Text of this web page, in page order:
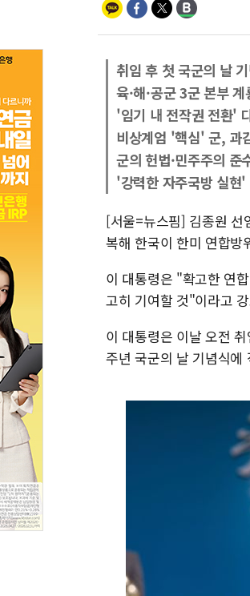
취임 후 첫 국군의 날
육·해·공군 3군 본부
'임기 내 전작권 전환'
비상계엄 '핵심' 군, 과
군의 헌법·민주주의 준
'강력한 자주국방 실현'
[서울=뉴스핌] 김종원 선
복해 한국이 한미 연합방
이 대통령은 "확고한 연
고히 기여할 것"이라고
이 대통령은 이날 오전
주년 국군의 날 기념식에